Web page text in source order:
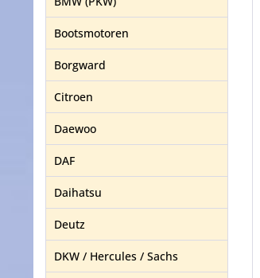
Bootsmotoren
Borgward
Citroen
Daewoo
DAF
Daihatsu
Deutz
DKW / Hercules / Sachs